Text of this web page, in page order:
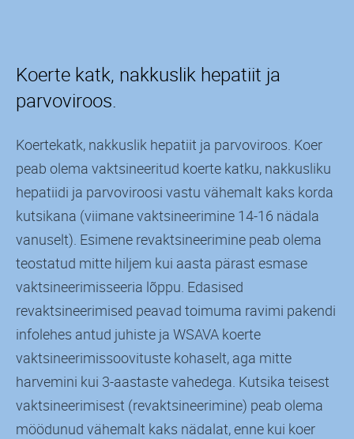
Koerte katk, nakkuslik hepatiit ja
parvoviroos.
Koertekatk, nakkuslik hepatiit ja parvoviroos. Koer
peab olema vaktsineeritud koerte katku, nakkusliku
hepatiidi ja parvoviroosi vastu vähemalt kaks korda
kutsikana (viimane vaktsineerimine 14-16 nädala
vanuselt). Esimene revaktsineerimine peab olema
teostatud mitte hiljem kui aasta pärast esmase
vaktsineerimisseeria lõppu. Edasised
revaktsineerimised peavad toimuma ravimi pakendi
infolehes antud juhiste ja WSAVA koerte
vaktsineerimissoovituste kohaselt, aga mitte
harvemini kui 3-aastaste vahedega. Kutsika teisest
vaktsineerimisest (revaktsineerimine) peab olema
möödunud vähemalt kaks nädalat, enne kui koer